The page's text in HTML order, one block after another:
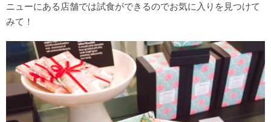
ニューにある店舗では試食ができるのでお気に入りを見つけて
みて！